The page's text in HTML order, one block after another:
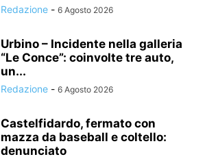
Redazione - 6 Agosto 2026
Urbino – Incidente nella galleria
“Le Conce”: coinvolte tre auto,
un...
Redazione - 6 Agosto 2026
Castelfidardo, fermato con
mazza da baseball e coltello:
denunciato